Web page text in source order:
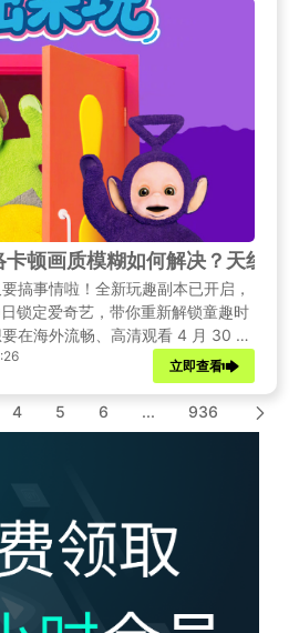
卡顿画质模糊如何解决？天线
搞事情啦！全新玩趣副本已开启，
锁定爱奇艺，带你重新解锁童趣时
在海外流畅、高清观看 4 月 30 日
》，彻底解决爱奇艺网络卡顿、画
，就需要针对性优化海外回国网络环
立即查看
4 5 6 ... 936